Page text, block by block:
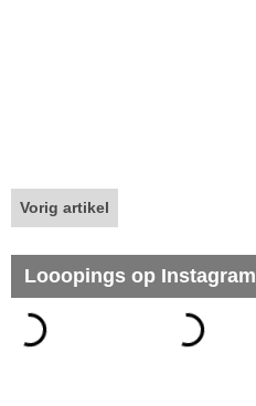
Vorig artikel
Looopings op Instagram